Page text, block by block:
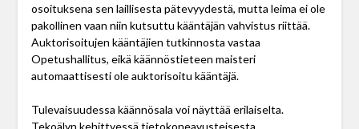
osoituksena sen laillisesta pätevyydestä, mutta leima ei ole
pakollinen vaan niin kutsuttu kääntäjän vahvistus riittää.
Auktorisoitujen kääntäjien tutkinnosta vastaa
Opetushallitus, eikä käännöstieteen maisteri
automaattisesti ole auktorisoitu kääntäjä.
Tulevaisuudessa käännösala voi näyttää erilaiselta.
Tekoälyn kehittyessä tietokoneavusteisesta